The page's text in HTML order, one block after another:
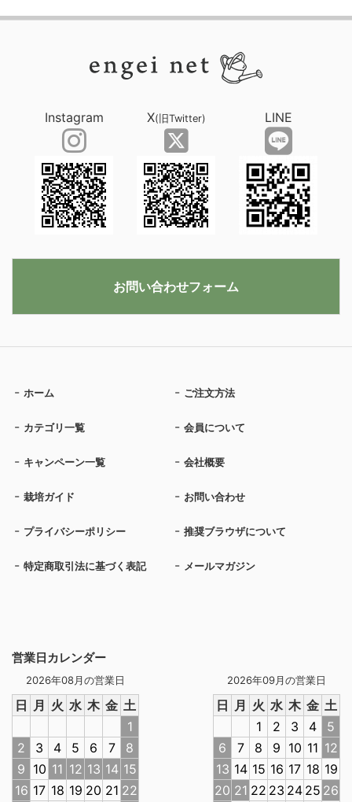
営業日カレンダー
2026年08月の営業日
日 月 火 水 木 金 土
1
2
3 4 5 6 7
8
9 10 11 12 13 14 15
16 17 18 19 20 21 22
2026年09月の営業日
日 月 火 水 木 金 土
1
2 3 4
5
6
7 8 9 10 11 12
13 14 15 16 17 18 19
20 21 22 23 24 25 26
ホーム ご注文方法
カテゴリ一覧 会員について
キャンペーン一覧 会社概要
栽培ガイド お問い合わせ
プライバシーポリシー 推奨ブラウザについて
特定商取引法に基づく表記 メールマガジン
Instagram X(旧Twitter) LINE
お問い合わせフォーム